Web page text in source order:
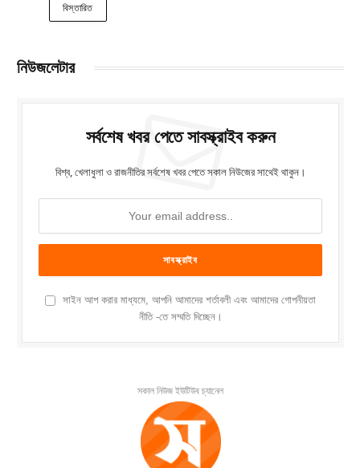
বিস্তারিত
নিউজলেটার
সর্বশেষ খবর পেতে সাবস্ক্রাইব করুন
বিশ্ব, খেলাধুলা ও রাজনীতির সর্বশেষ খবর পেতে সকাল নিউজের সাথেই থাকুন।
সাইন আপ করার মাধ্যমে, আপনি আমাদের শর্তাবলী এবং আমাদের গোপনীয়তা
নীতি -তে সম্মতি দিচ্ছেন।
সকাল নিউজ ইউটিউব চ্যানেল